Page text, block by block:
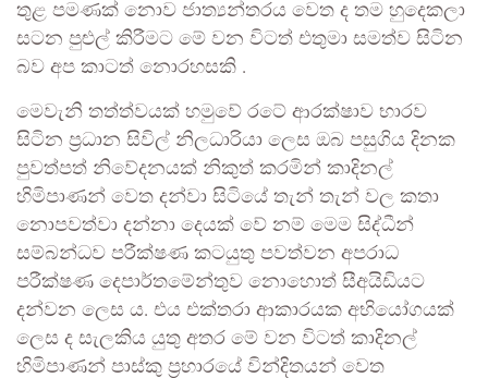
තුළ පමණක් නොව ජාත්‍යන්තරය වෙත ද තම හුදෙකලා
සටන පුළුල් කිරීමට මේ වන විටත් එතුමා සමත්ව සිටින
බව අප කාටත් නොරහසකි .
මෙවැනි තත්ත්වයක් හමුවේ රටේ ආරක්ෂාව භාරව
සිටින ප්‍රධාන සිවිල් නිලධාරියා ලෙස ඔබ පසුගිය දිනක
පුවත්පත් නිවේදනයක් නිකුත් කරමින් කාදිනල්
හිමිපාණන් වෙත දන්වා සිටියේ තැන් තැන් වල කතා
නොපවත්වා දන්නා දෙයක් වේ නම් මෙම සිද්ධීන්
සම්බන්ධව පරීක්ෂණ කටයුතු පවත්වන අපරාධ
පරීක්ෂණ දෙපාර්තමේන්තුව නොහොත් සීඅයිඩියට
දන්වන ලෙස ය. එය එක්තරා ආකාරයක අභියෝගයක්
ලෙස ද සැලකිය යුතු අතර මේ වන විටත් කාදිනල්
හිමිපාණන් පාස්කු ප්‍රහාරයේ වින්දිතයන් වෙත